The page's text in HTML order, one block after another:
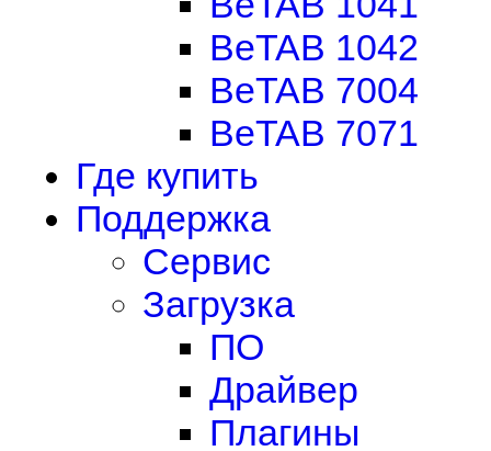
BeTAB 1042
BeTAB 7004
BeTAB 7071
Где купить
Поддержка
Сервис
Загрузка
ПО
Драйвер
Плагины